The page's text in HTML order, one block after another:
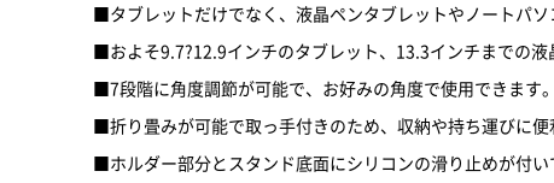
■タブレットだけでなく、液晶ペンタブレットやノートパソ
■およそ9.7?12.9インチのタブレット、13.3インチまでの液
■7段階に角度調節が可能で、お好みの角度で使用できます。
■折り畳みが可能で取っ手付きのため、収納や持ち運びに便
■ホルダー部分とスタンド底面にシリコンの滑り止めが付い